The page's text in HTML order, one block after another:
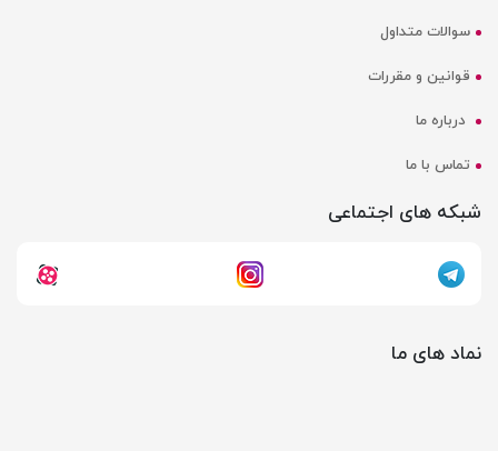
سوالات متداول
قوانین و مقررات
درباره ما
تماس با ما
شبکه های اجتماعی
نماد های ما